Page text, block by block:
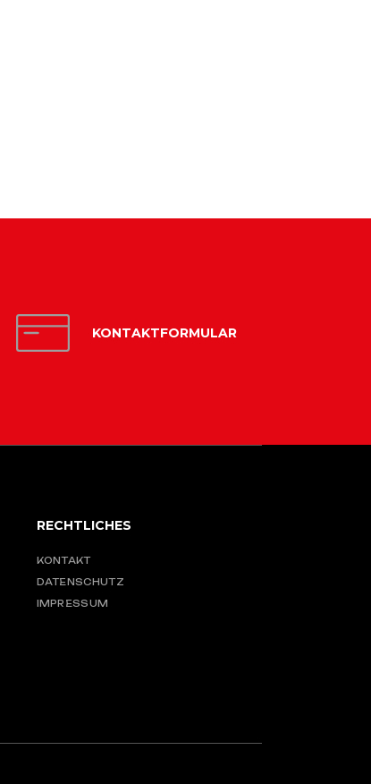
KONTAKTFORMULAR
RECHTLICHES
KONTAKT
DATENSCHUTZ
IMPRESSUM